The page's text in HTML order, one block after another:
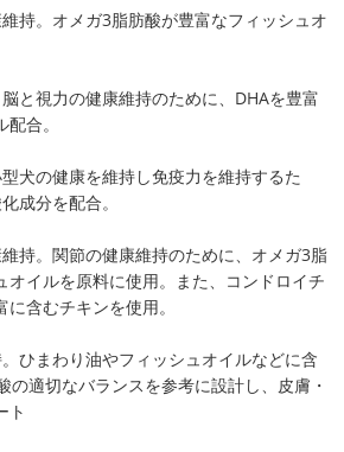
持。オメガ3脂肪酸が豊富なフィッシュオ
と視力の健康維持のために、DHAを豊富
合。
犬の健康を維持し免疫力を維持するた
成分を配合。
持。関節の健康維持のために、オメガ3脂
オイルを原料に使用。また、コンドロイチ
含むチキンを使用。
ひまわり油やフィッシュオイルなどに含
の適切なバランスを参考に設計し、皮膚・
ト